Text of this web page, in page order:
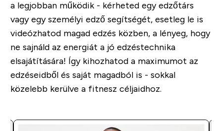
a legjobban működik - kérheted egy edzőtárs
vagy egy személyi edző segítségét, esetleg le is
videózhatod magad edzés közben, a lényeg, hogy
ne sajnáld az energiát a jó edzéstechnika
elsajátítására! Így kihozhatod a maximumot az
edzéseidből és saját magadból is - sokkal
közelebb kerülve a fitnesz céljaidhoz.